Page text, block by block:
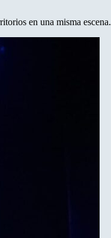
en una misma escena.